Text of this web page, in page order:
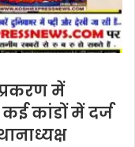
में
कांडों में दर्ज